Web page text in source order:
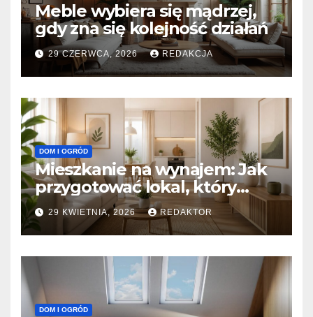
Meble wybiera się mądrzej,
gdy zna się kolejność działań
29 CZERWCA, 2026 REDAKCJA
DOM I OGRÓD
Mieszkanie na wynajem: Jak
przygotować lokal, który
przyciągnie idealnego
najemcę?
29 KWIETNIA, 2026 REDAKTOR
DOM I OGRÓD